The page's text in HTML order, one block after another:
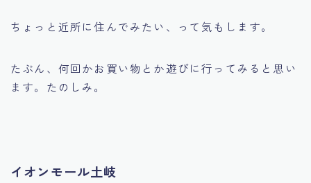
ちょっと近所に住んでみたい、って気もします。
たぶん、何回かお買い物とか遊びに行ってみると思い
ます。たのしみ。
イオンモール土岐